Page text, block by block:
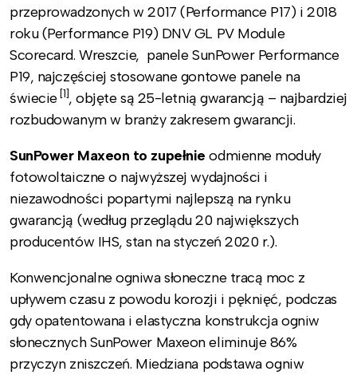
przeprowadzonych w 2017 (Performance P17) i 2018
roku (Performance P19) DNV GL PV Module
Scorecard. Wreszcie, panele SunPower Performance
P19, najczęściej stosowane gontowe panele na
świecie [1], objęte są 25-letnią gwarancją – najbardziej
rozbudowanym w branży zakresem gwarancji.
SunPower Maxeon to zupełnie odmienne moduły
fotowoltaiczne o najwyższej wydajności i
niezawodności popartymi najlepszą na rynku
gwarancją (według przeglądu 20 największych
producentów IHS, stan na styczeń 2020 r.).
Konwencjonalne ogniwa słoneczne tracą moc z
upływem czasu z powodu korozji i pęknięć, podczas
gdy opatentowana i elastyczna konstrukcja ogniw
słonecznych SunPower Maxeon eliminuje 86%
przyczyn zniszczeń. Miedziana podstawa ogniw